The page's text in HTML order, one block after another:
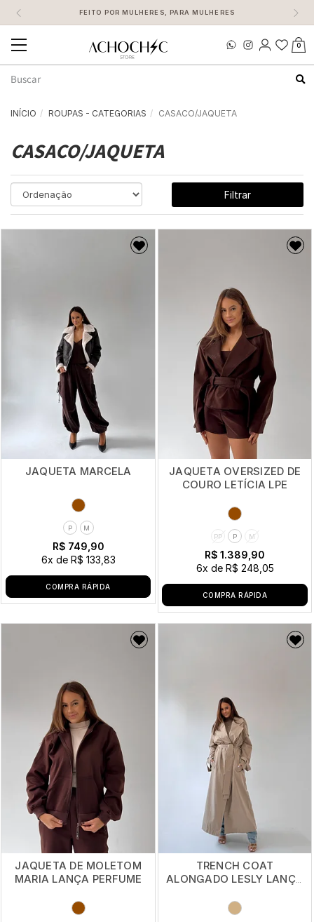
FEITO POR MULHERES, PARA MULHERES
Mudar
navegação
0
INÍCIO ROUPAS - CATEGORIAS CASACO/JAQUETA
CASACO/JAQUETA
Filtrar
JAQUETA MARCELA
P M
R$ 749,90
6x de R$ 133,83
COMPRA RÁPIDA
JAQUETA OVERSIZED DE
COURO LETÍCIA LPE
PP P M
R$ 1.389,90
6x de R$ 248,05
COMPRA RÁPIDA
JAQUETA DE MOLETOM
MARIA LANÇA PERFUME
TRENCH COAT
ALONGADO LESLY LANÇA